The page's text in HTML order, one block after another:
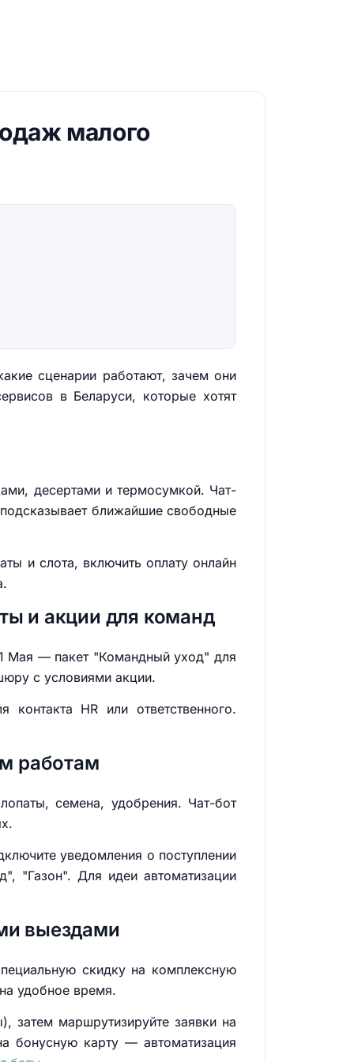
малого
сценарии работают, зачем они
в Беларуси, которые хотят
десертами и термосумкой. Чат-
ближайшие свободные
и слота, включить оплату онлайн
и акции для команд
Мая — пакет "Командный уход" для
с условиями акции.
HR или ответственного.
работам
семена, удобрения. Чат-бот
уведомления о поступлении
"Газон". Для идеи автоматизации
выездами
скидку на комплексную
удобное время.
затем маршрутизируйте заявки на
бонусную карту — автоматизация